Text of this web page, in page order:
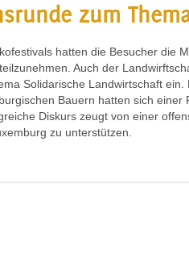
zum
hatten die Besucher die
Auch der
Solidarische Landwirtschaft
Bauern hatten sich
Diskurs zeugt von einer
zu unterstützen.